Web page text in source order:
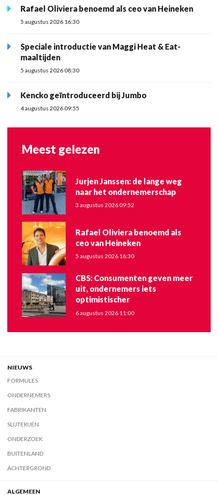
Rafael Oliviera benoemd als ceo van Heineken
5 augustus 2026 16:30
Speciale introductie van Maggi Heat & Eat-
maaltijden
5 augustus 2026 08:30
Kencko geïntroduceerd bij Jumbo
4 augustus 2026 09:55
Meest gelezen
Jurjen Janssen: de lange weg
naar het ondernemerschap
3 augustus 2026 09:52
Rafael Oliviera benoemd als
ceo van Heineken
5 augustus 2026 16:30
CBS: Consumenten geven meer
uit, ondernemers iets
optimistischer
6 augustus 2026 11:00
NIEUWS
FORMULES
ONDERNEMERS
FABRIKANTEN
SLIJTERIJEN
ONDERZOEK
BUITENLAND
ACHTERGROND
ALGEMEEN